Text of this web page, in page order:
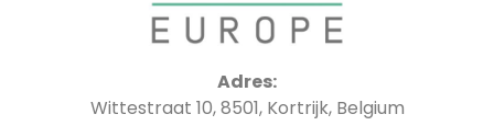
Adres:
Wittestraat 10, 8501, Kortrijk, Belgium